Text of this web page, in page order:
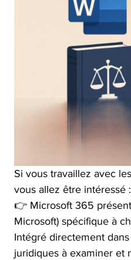
Si vous travaillez avec
vous allez être intéressé :
👉 Microsoft 365
Microsoft) spécifique à
Intégré directement
juridiques à examiner et